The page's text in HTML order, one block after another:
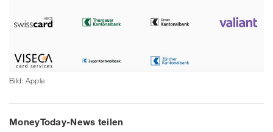
Bild: Apple
MoneyToday-News teilen